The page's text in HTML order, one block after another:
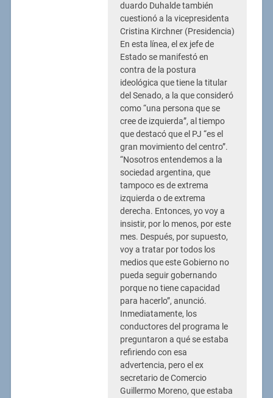
duardo Duhalde también
cuestionó a la vicepresidenta
Cristina Kirchner (Presidencia)
En esta línea, el ex jefe de
Estado se manifestó en
contra de la postura
ideológica que tiene la titular
del Senado, a la que consideró
como “una persona que se
cree de izquierda”, al tiempo
que destacó que el PJ “es el
gran movimiento del centro”.
“Nosotros entendemos a la
sociedad argentina, que
tampoco es de extrema
izquierda o de extrema
derecha. Entonces, yo voy a
insistir, por lo menos, por este
mes. Después, por supuesto,
voy a tratar por todos los
medios que este Gobierno no
pueda seguir gobernando
porque no tiene capacidad
para hacerlo”, anunció.
Inmediatamente, los
conductores del programa le
preguntaron a qué se estaba
refiriendo con esa
advertencia, pero el ex
secretario de Comercio
Guillermo Moreno, que estaba